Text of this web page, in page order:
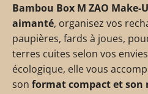
Bambou Box M ZAO Make-
aimanté, organisez vos
paupières, fards à joues,
terres cuites selon vos
écologique, elle vous
son format compact et son